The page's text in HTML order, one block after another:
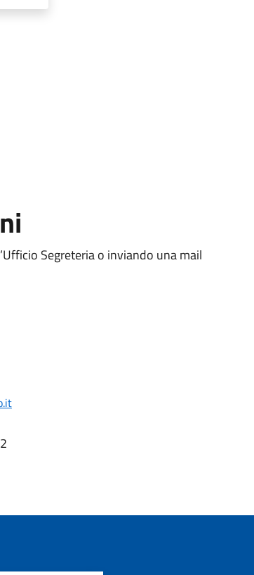
Segreteria o inviando una mail